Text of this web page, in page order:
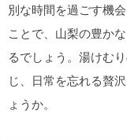
別な時間を過ごす機
ことで、山梨の豊か
るでしょう。湯けむ
じ、日常を忘れる贅
ょうか。